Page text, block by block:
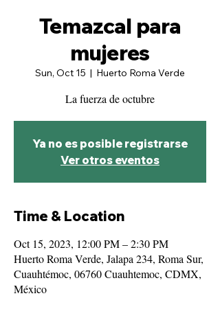
Temazcal para
mujeres
Sun, Oct 15
  |
Huerto Roma Verde
La fuerza de octubre
Ya no es posible registrarse
Ver otros eventos
Time & Location
Oct 15, 2023, 12:00 PM – 2:30 PM
Huerto Roma Verde, Jalapa 234, Roma Sur,
Cuauhtémoc, 06760 Cuauhtemoc, CDMX,
México